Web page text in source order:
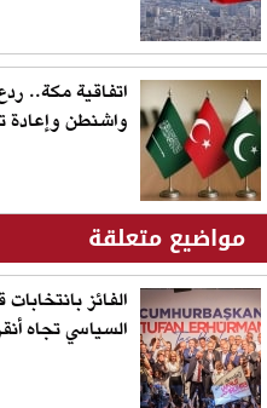
اتفاقية مكة..
واشنطن وإعادة
مواضيع متعلقة
الفائز
السياسي تجاه